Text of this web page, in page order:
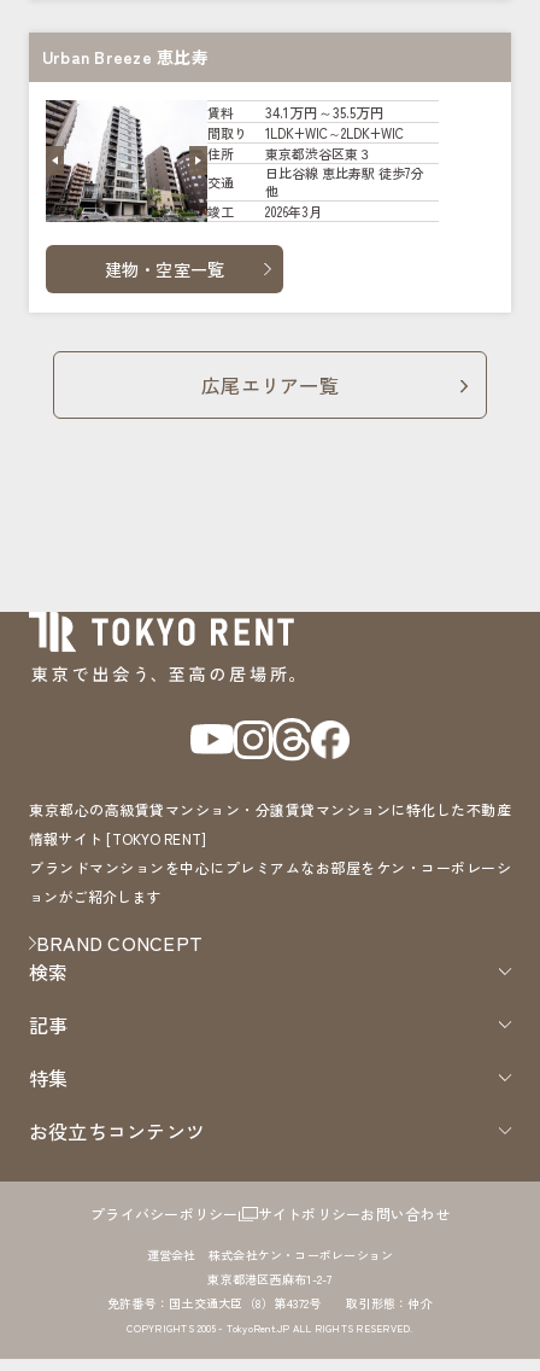
Urban Breeze 恵比寿
賃料 34.1万円～35.5万円
間取り
1LDK+WIC～2LDK+WIC
住所
東京都渋谷区東３
交通
日比谷線 恵比寿駅 徒歩7分
他
竣工
2026年3月
建物・空室一覧
広尾エリア一覧
東京都心の高級賃貸マンション・分譲賃貸マンションに特化した不動産
情報サイト [TOKYO RENT]
ブランドマンションを中心にプレミアムなお部屋をケン・コーポレーシ
ョンがご紹介します
BRAND CONCEPT
検索
記事
特集
お役立ちコンテンツ
プライバシーポリシー サイトポリシーお問い合わせ
運営会社 株式会社ケン・コーポレーション
東京都港区西麻布1-2-7
免許番号：国土交通大臣（8）第4372号 取引形態：仲介
COPYRIGHTS 2005 - TokyoRent.JP ALL RIGHTS RESERVED.